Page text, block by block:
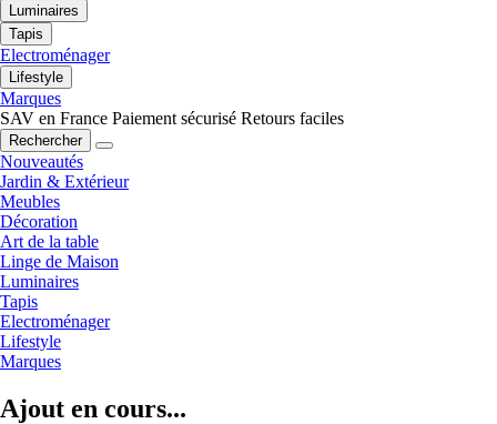
Luminaires
Tapis
Electroménager
Lifestyle
Marques
SAV en France Paiement sécurisé Retours faciles
Rechercher
Nouveautés
Jardin & Extérieur
Meubles
Décoration
Art de la table
Linge de Maison
Luminaires
Tapis
Electroménager
Lifestyle
Marques
Ajout en cours...